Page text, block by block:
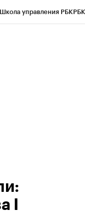
Школа управления РБК
I